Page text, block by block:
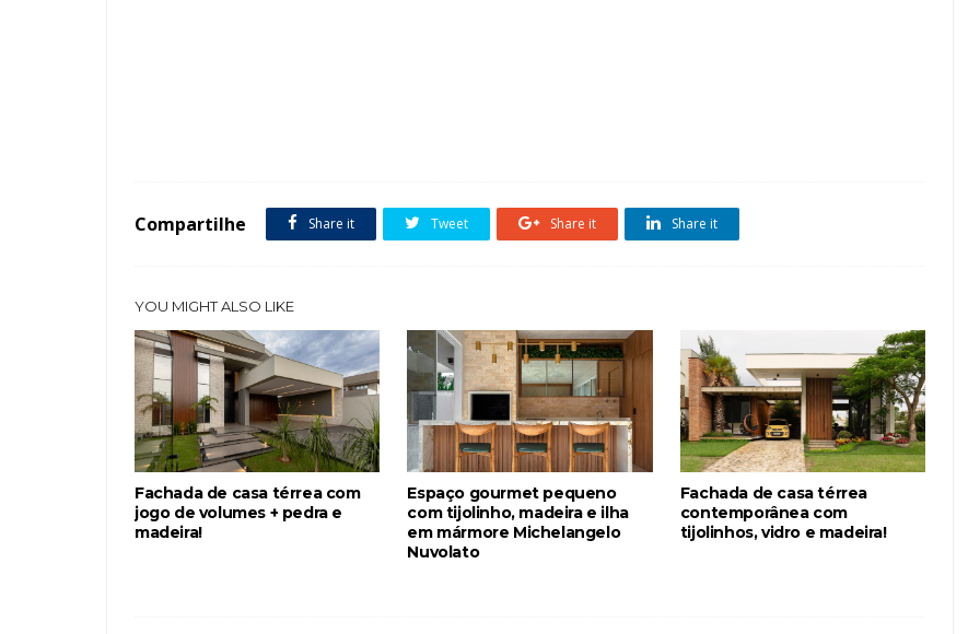
Compartilhe Share it Tweet Share it Share it
YOU MIGHT ALSO LIKE
Fachada de casa térrea com
jogo de volumes + pedra e
madeira!
Espaço gourmet pequeno
com tijolinho, madeira e ilha
em mármore Michelangelo
Nuvolato
Fachada de casa térrea
contemporânea com
tijolinhos, vidro e madeira!